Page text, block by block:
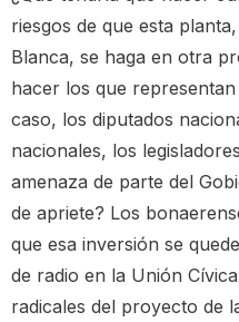
riesgos de que esta
Blanca, se haga en otra
hacer los que
caso, los diputados
nacionales, los
amenaza de parte del
de apriete? Los
que esa inversión se
de radio en la Unión
radicales del proyecto de